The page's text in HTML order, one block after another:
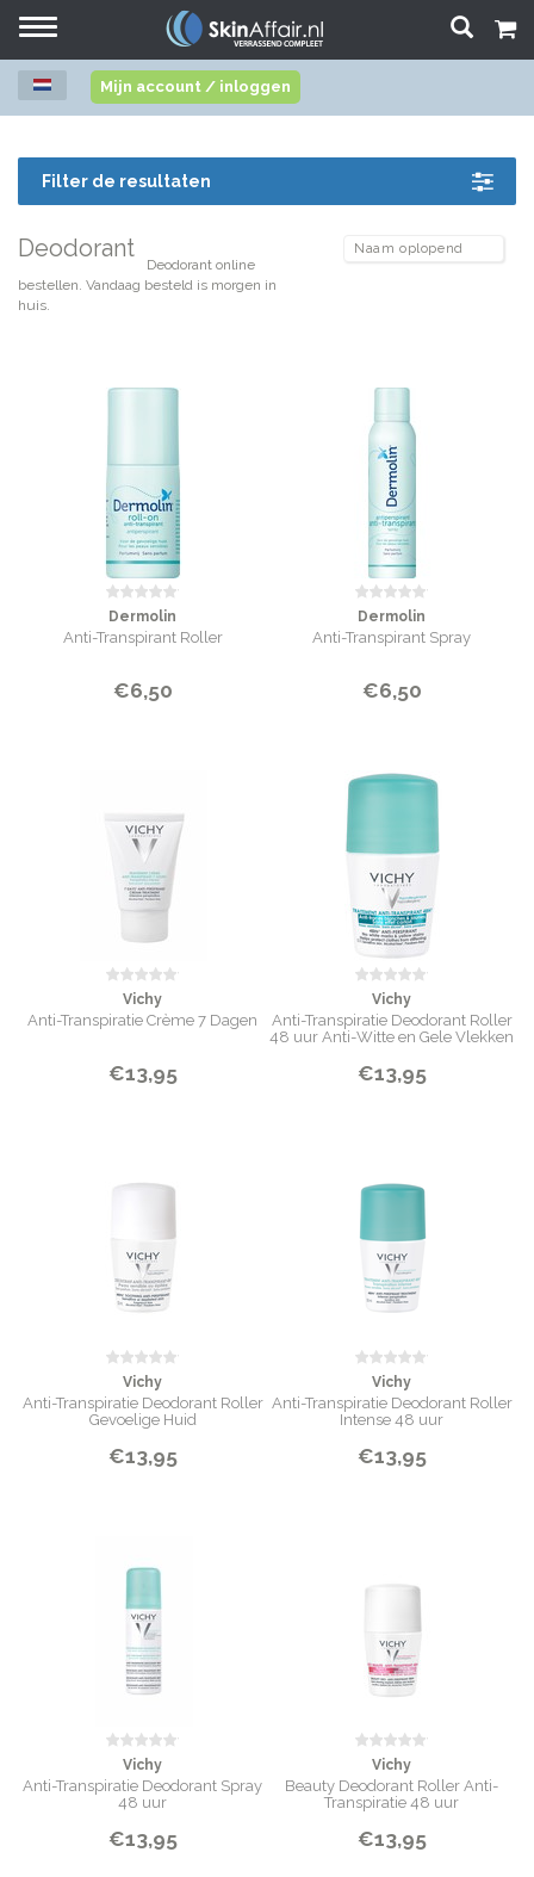
Toggle
Mijn account / inloggen
Filter de resultaten
Deodorant
Deodorant online
bestellen. Vandaag besteld is morgen in
huis.
Dermolin
Anti-Transpirant Roller
€6,50
Dermolin
Anti-Transpirant Spray
€6,50
Vichy
Anti-Transpiratie Crème 7 Dagen
€13,95
Vichy
Anti-Transpiratie Deodorant Roller
48 uur Anti-Witte en Gele Vlekken
€13,95
Vichy
Anti-Transpiratie Deodorant Roller
Gevoelige Huid
€13,95
Vichy
Anti-Transpiratie Deodorant Roller
Intense 48 uur
€13,95
Vichy
Anti-Transpiratie Deodorant Spray
48 uur
€13,95
Vichy
Beauty Deodorant Roller Anti-
Transpiratie 48 uur
€13,95